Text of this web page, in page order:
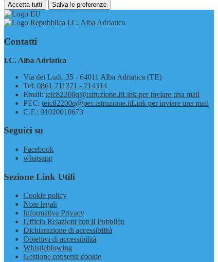
Accetta tutti Salva le preferenze
I.C. Alba Adriatica
Contatti
I.C. Alba Adriatica
Via dei Ludi, 35 - 64011 Alba Adriatica (TE)
Tel: 0861 711371 - 714314
Email: teic82200q@istruzione.itLink per inviare una mail
PEC: teic82200q@pec.istruzione.itLink per inviare una mail
C.F.: 91020010673
Seguici su
Facebook
whatsapp
Sezione Link Utili
Cookie policy
Note legali
Informativa Privacy
Ufficio Relazioni con il Pubblico
Dichiarazione di accessibilità
Obiettivi di accessibilità
Whistleblowing
Gestione consensi cookie